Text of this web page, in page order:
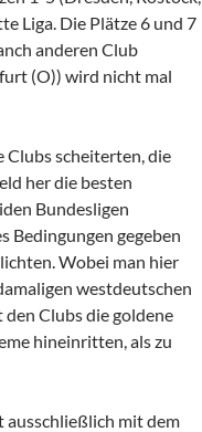
Liga. Die Plätze 6 und 7
anderen Club
(O)) wird nicht mal
Clubs scheiterten, die
her die besten
Bundesligen
Bedingungen gegeben
Wobei man hier
westdeutschen
Clubs die goldene
hineinritten, als zu
ausschließlich mit dem